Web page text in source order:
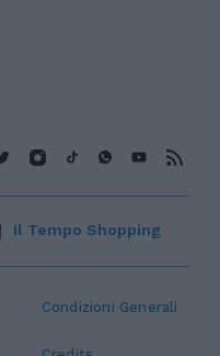
Condizioni Generali
Il Tempo Shopping